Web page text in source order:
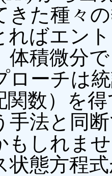
きた種々
ればエン
体積微分
ローチは
関数）を
手法と同
もしれま
状態方程